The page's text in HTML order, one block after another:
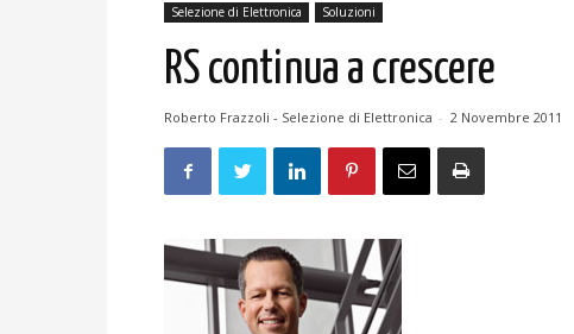
Selezione di Elettronica Soluzioni
RS continua a crescere
Roberto Frazzoli - Selezione di Elettronica - 2 Novembre 2011